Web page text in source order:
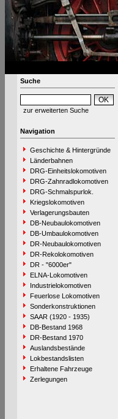
Suche
zur erweiterten Suche
Navigation
Geschichte & Hintergründe
Länderbahnen
DRG-Einheitslokomotiven
DRG-Zahnradlokomotiven
DRG-Schmalspurlok.
Kriegslokomotiven
Verlagerungsbauten
DB-Neubaulokomotiven
DB-Umbaulokomotiven
DR-Neubaulokomotiven
DR-Rekolokomotiven
DR - "6000er"
ELNA-Lokomotiven
Industrielokomotiven
Feuerlose Lokomotiven
Sonderkonstruktionen
SAAR (1920 - 1935)
DB-Bestand 1968
DR-Bestand 1970
Auslandsbestände
Lokbestandslisten
Erhaltene Fahrzeuge
Zerlegungen